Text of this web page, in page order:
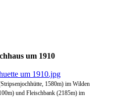
um 1910
1580m) im Wilden
und Fleischbank (2185m) im